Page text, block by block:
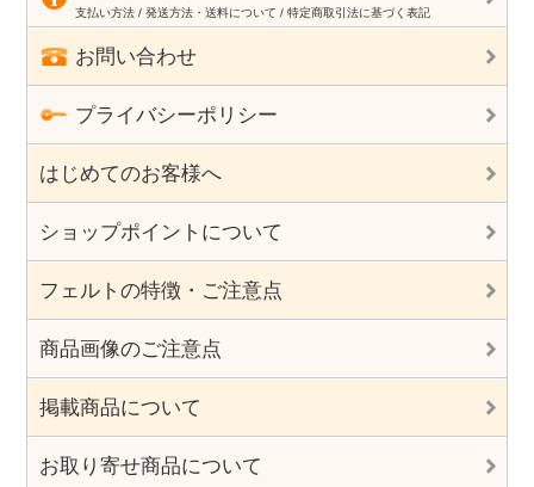
支払い方法 / 発送方法・送料について / 特定商取引法に基づく表記
お問い合わせ
プライバシーポリシー
はじめてのお客様へ
ショップポイントについて
フェルトの特徴・ご注意点
商品画像のご注意点
掲載商品について
お取り寄せ商品について